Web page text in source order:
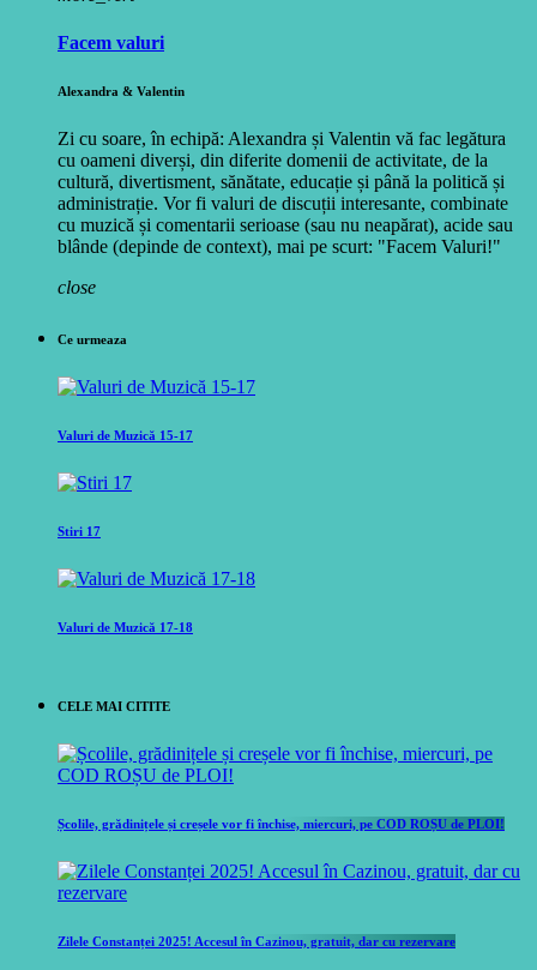
Facem valuri
Alexandra & Valentin
Zi cu soare, în echipă: Alexandra și Valentin vă fac legătura
cu oameni diverși, din diferite domenii de activitate, de la
cultură, divertisment, sănătate, educație și până la politică și
administrație. Vor fi valuri de discuții interesante, combinate
cu muzică și comentarii serioase (sau nu neapărat), acide sau
blânde (depinde de context), mai pe scurt: "Facem Valuri!"
close
Ce urmeaza
Valuri de Muzică 15-17
Stiri 17
Valuri de Muzică 17-18
CELE MAI CITITE
Școlile, grădinițele și creșele vor fi închise, miercuri, pe COD ROȘU de PLOI!
Zilele Constanței 2025! Accesul în Cazinou, gratuit, dar cu rezervare